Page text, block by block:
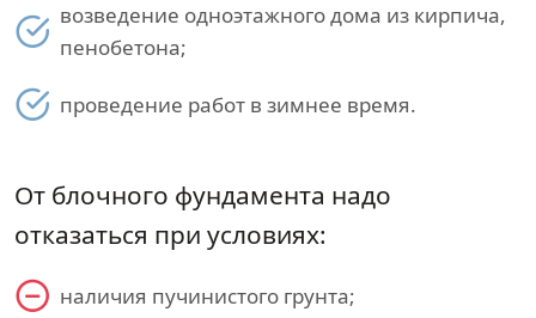
возведение одноэтажного дома из кирпича,
пенобетона;
проведение работ в зимнее время.
От блочного фундамента надо
отказаться при условиях:
наличия пучинистого грунта;